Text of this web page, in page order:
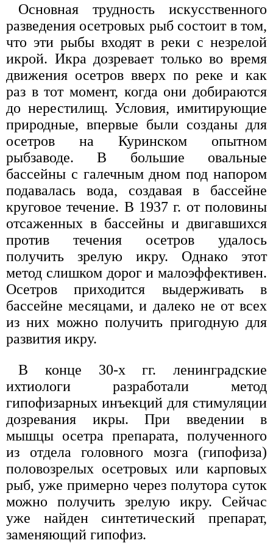
Основная трудность искусственного
разведения осетровых рыб состоит в том,
что эти рыбы входят в реки с незрелой
икрой. Икра дозревает только во время
движения осетров вверх по реке и как
раз в тот момент, когда они добираются
до нерестилищ. Условия, имитирующие
природные, впервые были созданы для
осетров на Куринском опытном
рыбзаводе. В большие овальные
бассейны с галечным дном под напором
подавалась вода, создавая в бассейне
круговое течение. В 1937 г. от половины
отсаженных в бассейны и двигавшихся
против течения осетров удалось
получить зрелую икру. Однако этот
метод слишком дорог и малоэффективен.
Осетров приходится выдерживать в
бассейне месяцами, и далеко не от всех
из них можно получить пригодную для
развития икру.
В конце 30-х гг. ленинградские
ихтиологи разработали метод
гипофизарных инъекций для стимуляции
дозревания икры. При введении в
мышцы осетра препарата, полученного
из отдела головного мозга (гипофиза)
половозрелых осетровых или карповых
рыб, уже примерно через полутора суток
можно получить зрелую икру. Сейчас
уже найден синтетический препарат,
заменяющий гипофиз.